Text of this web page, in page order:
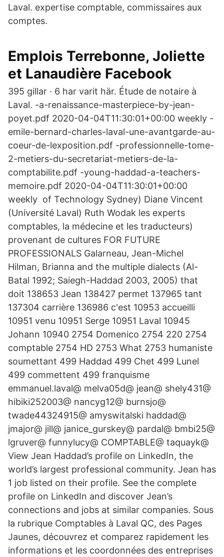
Laval. expertise comptable, commissaires aux
comptes.
Emplois Terrebonne, Joliette
et Lanaudière Facebook
395 gillar · 6 har varit här. Étude de notaire à
Laval. -a-renaissance-masterpiece-by-jean-
poyet.pdf 2020-04-04T11:30:01+00:00 weekly -
emile-bernard-charles-laval-une-avantgarde-au-
coeur-de-lexposition.pdf -professionnelle-tome-
2-metiers-du-secretariat-metiers-de-la-
comptabilite.pdf -young-haddad-a-teachers-
memoire.pdf 2020-04-04T11:30:01+00:00
weekly of Technology Sydney) Diane Vincent
(Université Laval) Ruth Wodak les experts
comptables, la médecine et les traducteurs)
provenant de cultures FOR FUTURE
PROFESSIONALS Galarneau, Jean-Michel
Hilman, Brianna and the multiple dialects (Al-
Batal 1992; Saiegh-Haddad 2003, 2005) that
doit 138653 Jean 138427 permet 137965 tant
137304 carrière 136986 c'est 10953 accueilli
10951 venu 10951 Serge 10951 Laval 10945
Johann 10940 2754 Domenico 2754 220 2754
comptable 2754 HD 2753 What 2753 humaniste
soumettant 499 Haddad 499 Chet 499 Lunel
499 commettent 499 franquisme
emmanuel.laval@ melva05d@ jean@ shely431@
hibiki252003@ nancyg12@ burnsjo@
twade44324915@ amyswitalski haddad@
jmajor@ jill@ janice_gurskey@ pardal@ bmbi25@
lgruver@ funnylucy@ COMPTABLE@ taquayk@
View Jean Haddad’s profile on LinkedIn, the
world’s largest professional community. Jean has
1 job listed on their profile. See the complete
profile on LinkedIn and discover Jean’s
connections and jobs at similar companies. Sous
la rubrique Comptables à Laval QC, des Pages
Jaunes, découvrez et comparez rapidement les
informations et les coordonnées des entreprises